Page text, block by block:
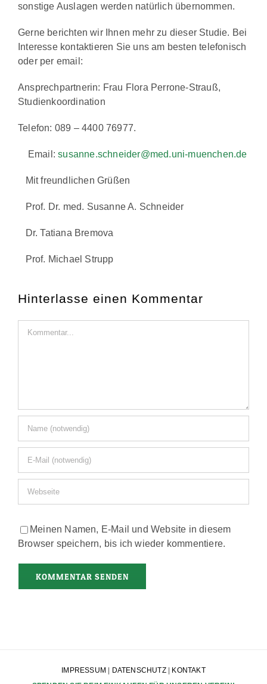
sonstige Auslagen werden natürlich übernommen.
Gerne berichten wir Ihnen mehr zu dieser Studie. Bei
Interesse kontaktieren Sie uns am besten telefonisch
oder per email:
Ansprechpartnerin: Frau Flora Perrone-Strauß,
Studienkoordination
Telefon: 089 – 4400 76977.
Email:susanne.schneider@med.uni-muenchen.de
Mit freundlichen Grüßen
Prof. Dr. med. Susanne A. Schneider
Dr. Tatiana Bremova
Prof. Michael Strupp
Hinterlasse einen Kommentar
Meinen Namen, E-Mail und Website in diesem
Browser speichern, bis ich wieder kommentiere.
IMPRESSUM DATENSCHUTZ|
KONTAKT